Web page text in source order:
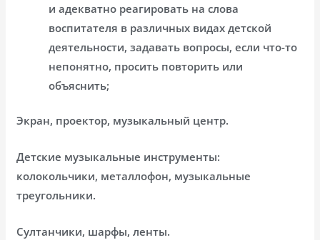
и адекватно реагировать на слова
воспитателя в различных видах детской
деятельности, задавать вопросы, если что-то
непонятно, просить повторить или
объяснить;
Экран, проектор, музыкальный центр.
Детские музыкальные инструменты:
колокольчики, металлофон, музыкальные
треугольники.
Султанчики, шарфы, ленты.